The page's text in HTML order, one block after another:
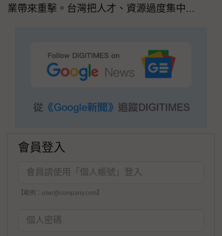
業帶來重擊。台灣把人才、資源過度集中...
會員登入
【範例：user@company.com】